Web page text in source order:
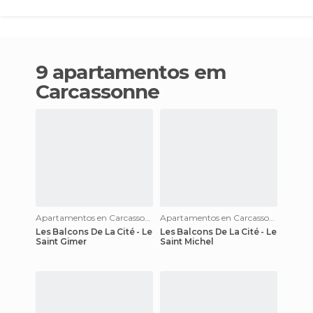
9 apartamentos em
Carcassonne
Les Balcons De La Cité - Le
Saint Gimer
Les Balcons De La Cité - Le
Saint Michel